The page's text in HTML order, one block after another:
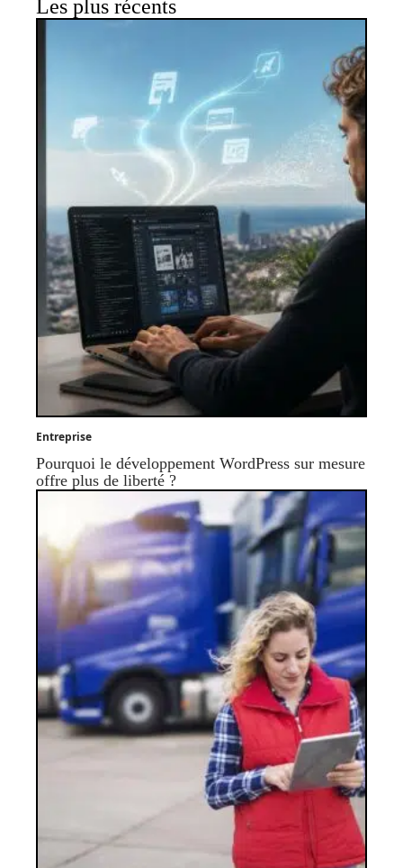
Les plus récents
Entreprise
Pourquoi le développement WordPress sur mesure
offre plus de liberté ?